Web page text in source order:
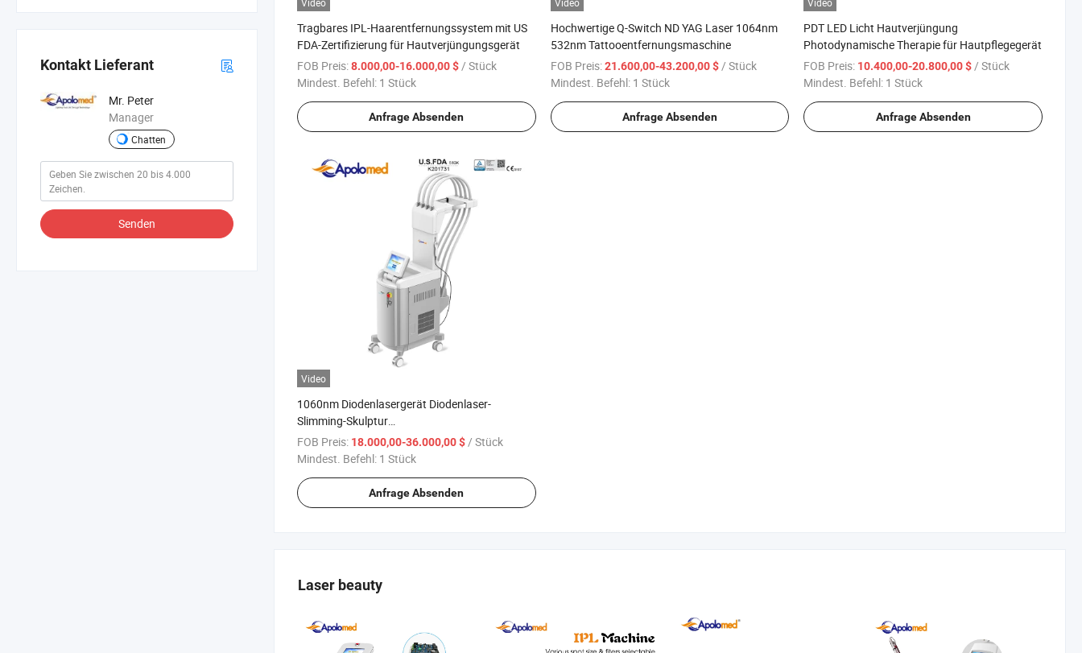
Video
Tragbares IPL-Haarentfernungssystem mit US
FDA-Zertifizierung für Hautverjüngungsgerät
FOB Preis:8.000,00-16.000,00 $/ Stück
Mindest. Befehl: 1 Stück
Anfrage Absenden
Video
Hochwertige Q-Switch ND YAG Laser 1064nm
532nm Tattooentfernungsmaschine
FOB Preis:21.600,00-43.200,00 $/ Stück
Mindest. Befehl: 1 Stück
Anfrage Absenden
Video
PDT LED Licht Hautverjüngung
Photodynamische Therapie für Hautpflegegerät
FOB Preis: 10.400,00-20.800,00 $/ Stück
Mindest. Befehl: 1 Stück
Anfrage Absenden
Video
1060nm Diodenlasergerät Diodenlaser-
Slimming-Skulptur
Schönheitseinrichtungsmaschine für den
Körper
FOB Preis: 18.000,00-36.000,00 $/ Stück
Mindest. Befehl: 1 Stück
Anfrage Absenden
Laser beauty
Kontakt Lieferant
Mr. Peter
Manager
Chatten
Senden